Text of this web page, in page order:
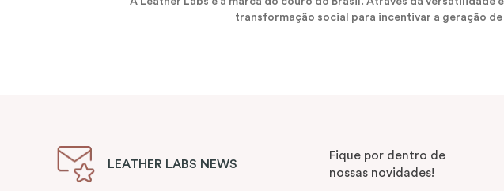
transformação social para incentivar a geração
LEATHER LABS NEWS
Fique por dentro de
nossas novidades!